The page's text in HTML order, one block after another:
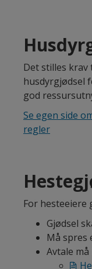
Det stilles
husdyrgjødsel
god
Se egen side
regler
For hesteeiere
Gjødsel
Må spres
Avtale